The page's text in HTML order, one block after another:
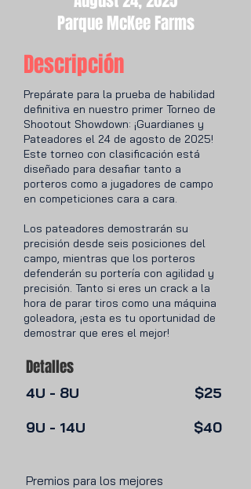
Parque McKee Farms
Descripción
Prepárate para la prueba de habilidad
definitiva en nuestro primer Torneo de
Shootout Showdown: ¡Guardianes y
Pateadores el 24 de agosto de 2025!
Este torneo con clasificación está
diseñado para desafiar tanto a
porteros como a jugadores de campo
en competiciones cara a cara.
Los pateadores demostrarán su
precisión desde seis posiciones del
campo, mientras que los porteros
defenderán su portería con agilidad y
precisión. Tanto si eres un crack a la
hora de parar tiros como una máquina
goleadora, ¡esta es tu oportunidad de
demostrar que eres el mejor!
Detalles
$25
$40
4U - 8U
9U - 14U
Premios para los mejores